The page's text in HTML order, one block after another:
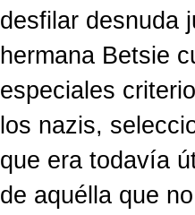
desfilar desnuda
hermana Betsie
especiales
los nazis,
que era todavía
de aquélla que